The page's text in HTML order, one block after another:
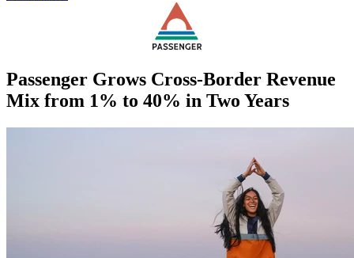
Passenger Grows Cross-Border Revenue
Mix from 1% to 40% in Two Years